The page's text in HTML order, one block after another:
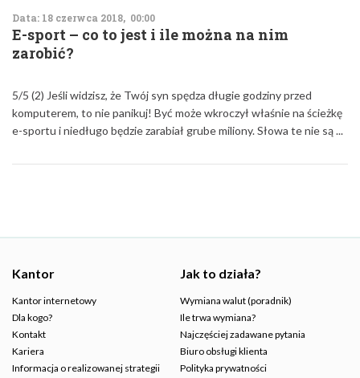
Data: 18 czerwca 2018, 00:00
E-sport – co to jest i ile można na nim
zarobić?
5/5 (2) Jeśli widzisz, że Twój syn spędza długie godziny przed
komputerem, to nie panikuj! Być może wkroczył właśnie na ścieżkę
e-sportu i niedługo będzie zarabiał grube miliony. Słowa te nie są ...
Kantor
Kantor internetowy
Dla kogo?
Kontakt
Kariera
Informacja o realizowanej strategii
Jak to działa?
Wymiana walut (poradnik)
Ile trwa wymiana?
Najczęściej zadawane pytania
Biuro obsługi klienta
Polityka prywatności